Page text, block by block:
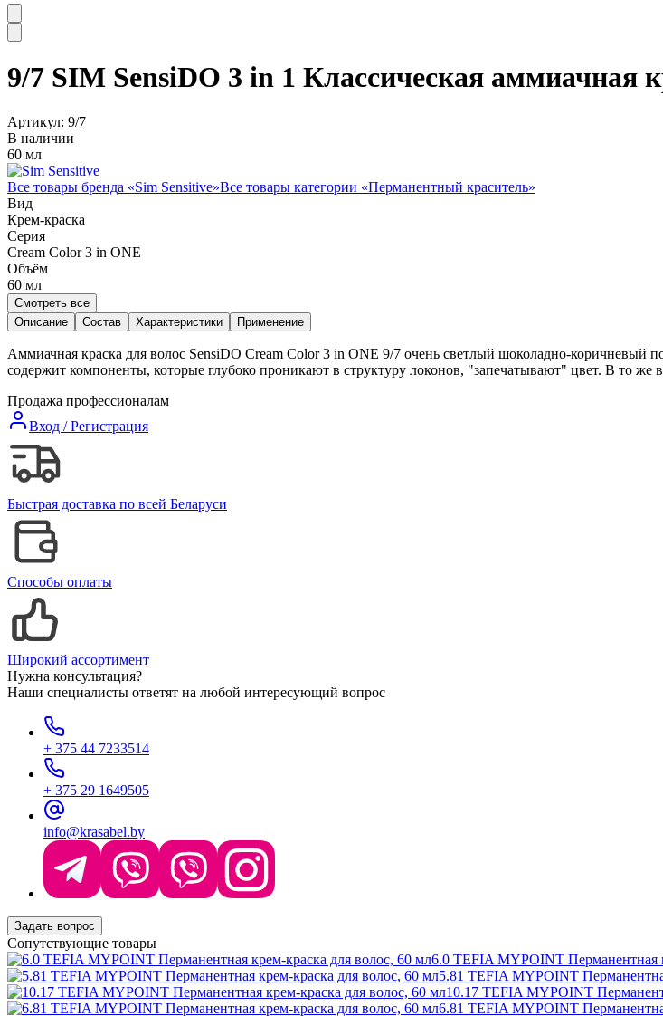
9/7 SIM SensiDO 3 in 1 Классическая аммиачная
Артикул: 9/7
В наличии
60 мл
Все товары бренда «Sim Sensitive»Все товары категории «Перманентный краситель»
Вид
Крем-краска
Серия
Cream Color 3 in ONE
Объём
60 мл
Смотреть все
Описание
Состав Характеристики Применение
Аммиачная краска для волос SensiDO Cream Color 3 in ONE 9/7 очень светлый шоколадно-коричневый
содержит компоненты, которые глубоко проникают в структуру локонов, "запечатывают" цвет. В то же
Продажа профессионалам
Вход / Регистрация
Быстрая доставка по всей Беларуси
Способы оплаты
Широкий ассортимент
Нужна консультация?
Наши специалисты ответят на любой интересующий вопрос
+ 375 44 7233514
+ 375 29 1649505
info@krasabel.by
Задать вопрос
Сопутствующие товары
6.0 TEFIA MYPOINT Перманентная
5.81 TEFIA MYPOINT
10.17 TEFIA MYPOINT
6.81 TEFIA MYPOINT